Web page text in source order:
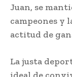
Juan, se
campeones y
actitud de
La justa